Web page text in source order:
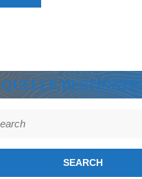
Découvre
QUELLE